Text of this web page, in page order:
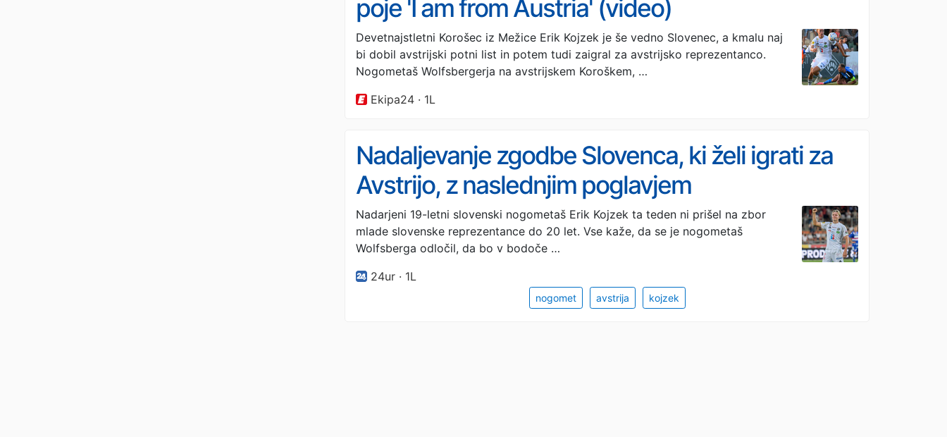
poje 'I am from Austria' (video)
Devetnajstletni Korošec iz Mežice Erik Kojzek je še vedno Slovenec, a kmalu naj
bi dobil avstrijski potni list in potem tudi zaigral za avstrijsko reprezentanco.
Nogometaš Wolfsbergerja na avstrijskem Koroškem, …
Ekipa24 · 1L
Nadaljevanje zgodbe Slovenca, ki želi igrati za
Avstrijo, z naslednjim poglavjem
Nadarjeni 19-letni slovenski nogometaš Erik Kojzek ta teden ni prišel na zbor
mlade slovenske reprezentance do 20 let. Vse kaže, da se je nogometaš
Wolfsberga odločil, da bo v bodoče …
24ur · 1L
nogomet avstrija kojzek